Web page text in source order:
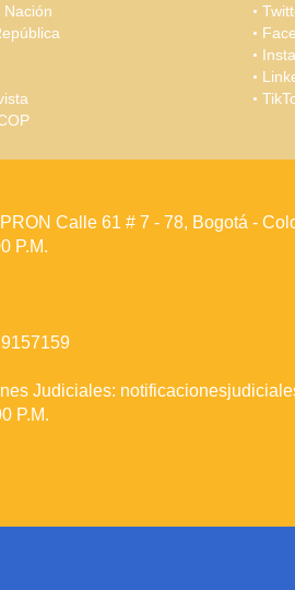
Calle 61 # 7 - 78, Bogotá -
P.M.
Judiciales:
P.M.